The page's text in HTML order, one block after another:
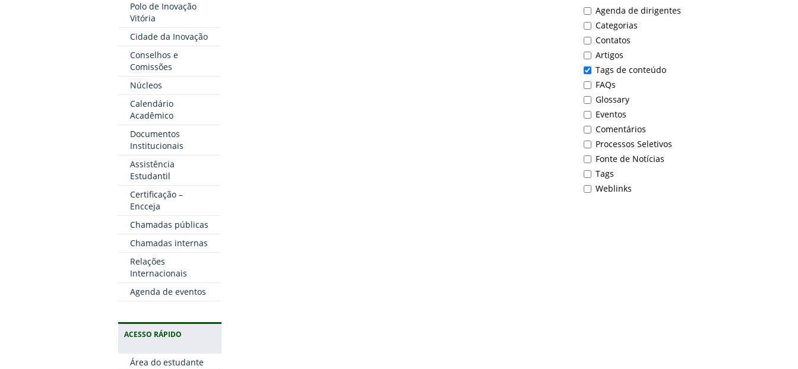
Polo de Inovação
Vitória
Cidade da Inovação
Conselhos e
Comissões
Núcleos
Calendário
Acadêmico
Documentos
Institucionais
Assistência
Estudantil
Certificação –
Encceja
Chamadas públicas
Chamadas internas
Relações
Internacionais
Agenda de eventos
ACESSO RÁPIDO
Área do estudante
Agenda de dirigentes
Categorias
Contatos
Artigos
Tags de conteúdo
FAQs
Glossary
Eventos
Comentários
Processos Seletivos
Fonte de Notícias
Tags
Weblinks